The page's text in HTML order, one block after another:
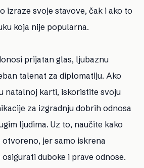
izraze svoje stavove, čak i ako to
koja nije popularna.
prijatan glas, ljubaznu
talenat za diplomatiju. Ako
natalnoj karti, iskoristite svoju
za izgradnju dobrih odnosa
ljudima. Uz to, naučite kako
jer samo iskrena
duboke i prave odnose.